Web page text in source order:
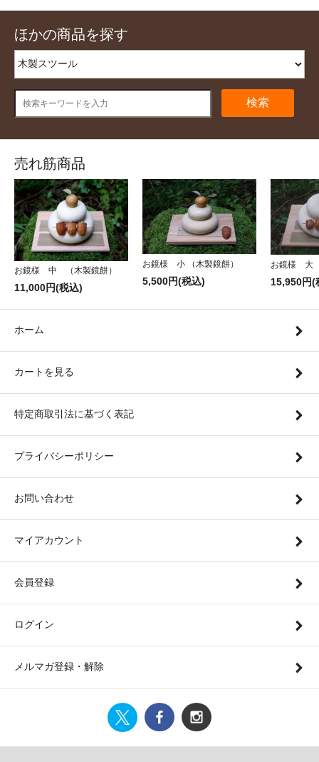
ほかの商品を探す
検索
売れ筋商品
お鏡様 中 （木製鏡餅）
11,000円(税込)
お鏡様 小 （木製鏡餅）
5,500円(税込)
お鏡様 大
15,950円(
ホーム
カートを見る
特定商取引法に基づく表記
プライバシーポリシー
お問い合わせ
マイアカウント
会員登録
ログイン
メルマガ登録・解除